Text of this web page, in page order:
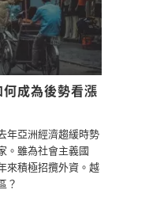
成為後勢看漲
年亞洲經濟趨緩時勢
。雖為社會主義國
來積極招攬外資。越
？